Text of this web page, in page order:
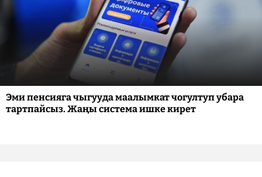
Эми пенсияга чыгууда маалымкат чогултуп убара
тартпайсыз. Жаңы система ишке кирет